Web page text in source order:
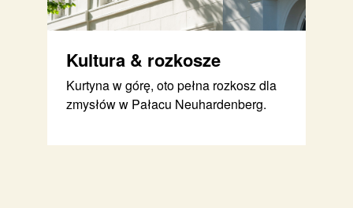
Kultura & rozkosze
Kurtyna w górę, oto pełna rozkosz dla
zmysłów w Pałacu Neuhardenberg.